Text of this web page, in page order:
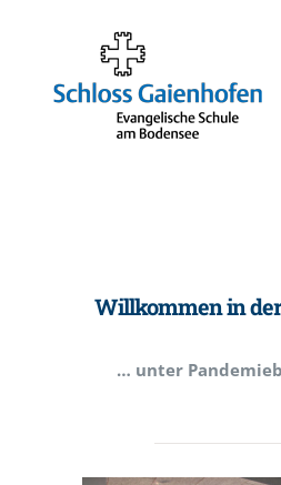
Werkzeugleiste öffnen
springen
Willkommen in
… unter